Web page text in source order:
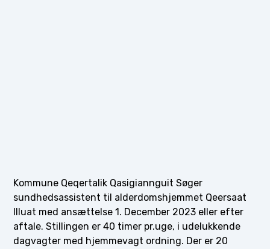
Kommune Qeqertalik Qasigiannguit Søger
sundhedsassistent til alderdomshjemmet Qeersaat
Illuat med ansættelse 1. December 2023 eller efter
aftale. Stillingen er 40 timer pr.uge, i udelukkende
dagvagter med hjemmevagt ordning. Der er 20